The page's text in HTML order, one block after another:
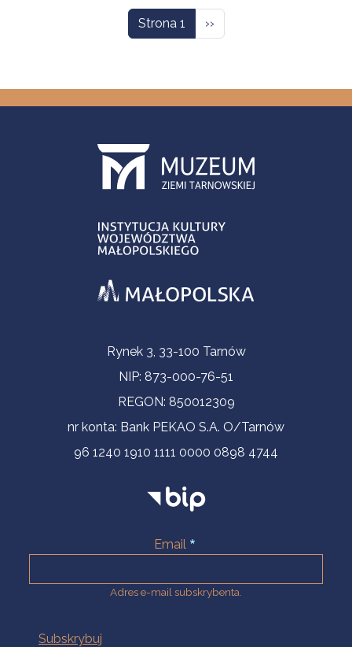
Strona 1 Następna strona
››
Informacje kontaktoweRynek 3, 33-100 Tarnów
NIP: 873-000-76-51
REGON: 850012309
nr konta: Bank PEKAO S.A. O/Tarnów
96 1240 1910 1111 0000 0898 4744
Email
Adres e-mail subskrybenta.